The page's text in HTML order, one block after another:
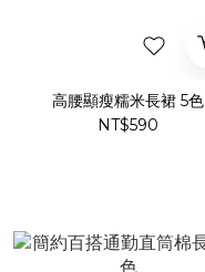
高腰顯瘦糯米長裙 5色
NT$590